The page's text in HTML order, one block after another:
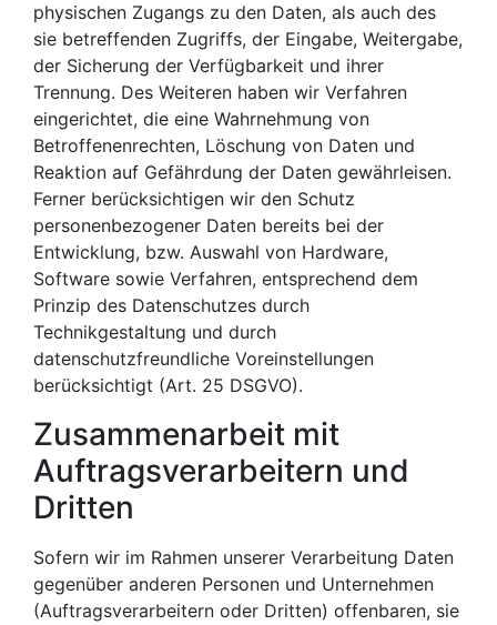
physischen Zugangs zu den Daten, als auch des
sie betreffenden Zugriffs, der Eingabe, Weitergabe,
der Sicherung der Verfügbarkeit und ihrer
Trennung. Des Weiteren haben wir Verfahren
eingerichtet, die eine Wahrnehmung von
Betroffenenrechten, Löschung von Daten und
Reaktion auf Gefährdung der Daten gewährleisen.
Ferner berücksichtigen wir den Schutz
personenbezogener Daten bereits bei der
Entwicklung, bzw. Auswahl von Hardware,
Software sowie Verfahren, entsprechend dem
Prinzip des Datenschutzes durch
Technikgestaltung und durch
datenschutzfreundliche Voreinstellungen
berücksichtigt (Art. 25 DSGVO).
Zusammenarbeit mit
Auftragsverarbeitern und
Dritten
Sofern wir im Rahmen unserer Verarbeitung Daten
gegenüber anderen Personen und Unternehmen
(Auftragsverarbeitern oder Dritten) offenbaren, sie